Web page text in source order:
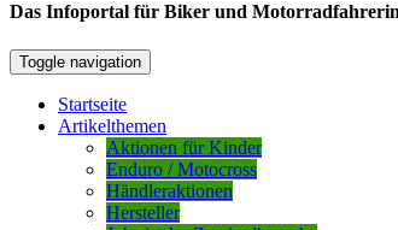
Das Infoportal für Biker und
Toggle navigation
Startseite
Artikelthemen
Aktionen für Kinder
Enduro / Motocross
Händleraktionen
Hersteller